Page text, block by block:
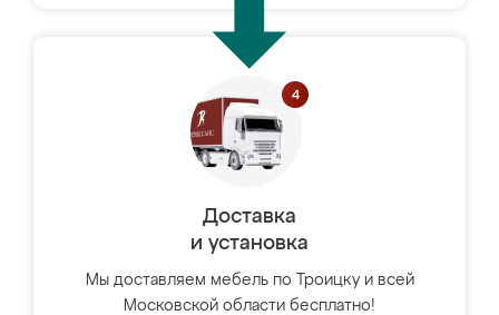
Доставка
и установка
Мы доставляем мебель по Троицку и всей
Московской области бесплатно!